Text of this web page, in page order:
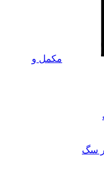
مکمل و
سگ